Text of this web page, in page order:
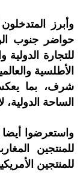
وأبرز
حواضر جنوب
للتجارة
الأطلسية
شرف، بما يعكس
الساحة
واستعرضوا أيضا
للمنتجين
للمنتجين